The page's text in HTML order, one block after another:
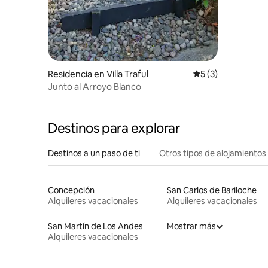
Residencia en Villa Traful Calificación
5 (3)
Junto al Arroyo Blanco
Destinos para explorar
Destinos a un paso de ti Otros tipos de alojamientos
Concepción
Alquileres vacacionales
San Carlos de Bariloche
Alquileres vacacionales
San Martín de Los Andes
Alquileres vacacionales
Mostrar más